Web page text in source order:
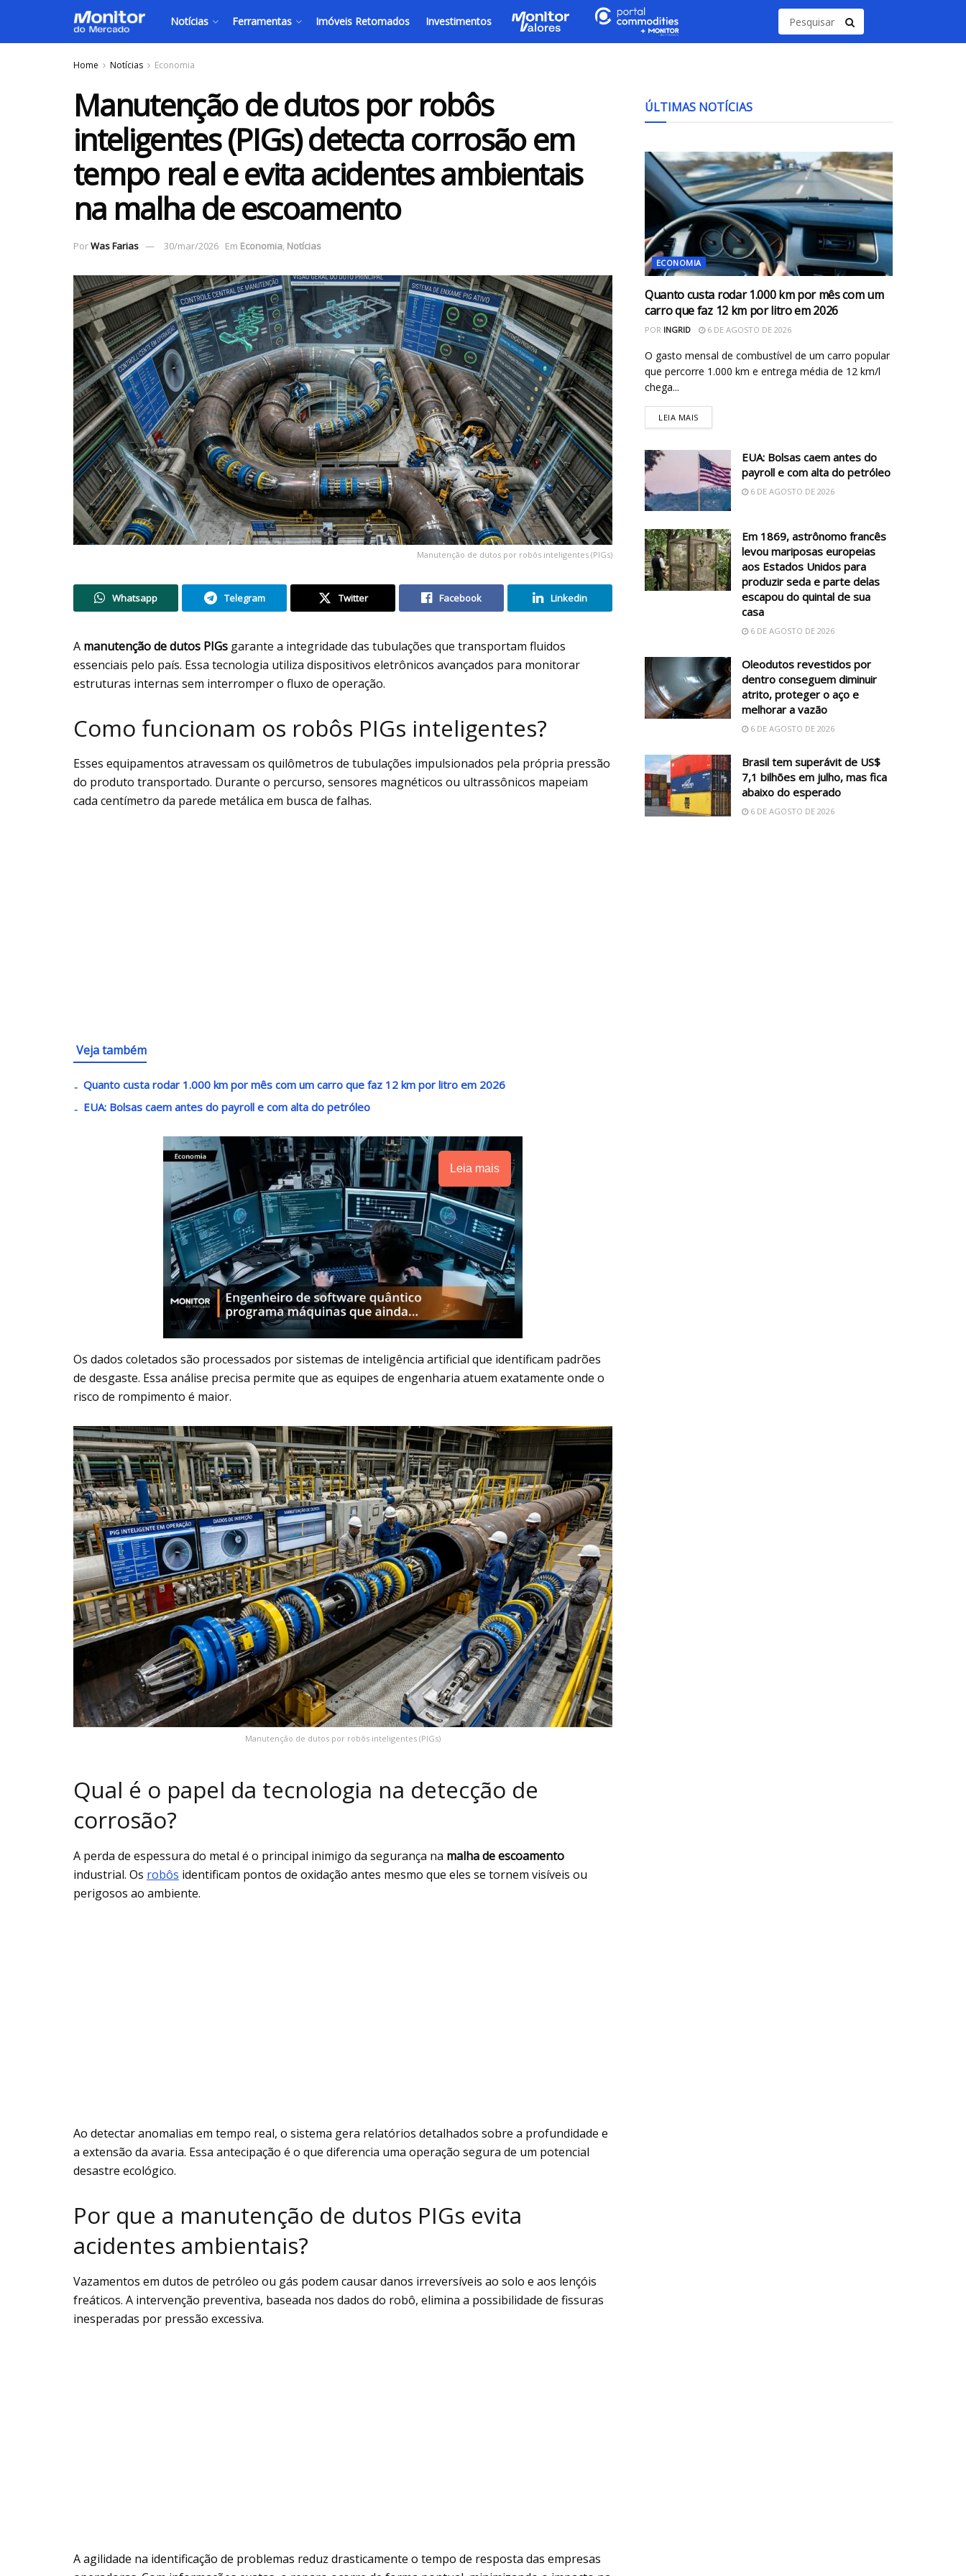
Notícias Ferramentas Imóveis Retomados Investimentos
Home Notícias Economia
Manutenção de dutos por robôs
inteligentes (PIGs) detecta corrosão em
tempo real e evita acidentes ambientais
na malha de escoamento
PorWas Farias 30/mar/2026 Em Economia, Notícias
Manutenção de dutos por robôs inteligentes (PIGs)
Whatsapp Telegram Twitter Facebook Linkedin
A manutenção de dutos PIGs garante a integridade das tubulações que transportam fluidos
essenciais pelo país. Essa tecnologia utiliza dispositivos eletrônicos avançados para monitorar
estruturas internas sem interromper o fluxo de operação.
Como funcionam os robôs PIGs inteligentes?
Esses equipamentos atravessam os quilômetros de tubulações impulsionados pela própria pressão
do produto transportado. Durante o percurso, sensores magnéticos ou ultrassônicos mapeiam
cada centímetro da parede metálica em busca de falhas.
Veja também
Quanto custa rodar 1.000 km por mês com um carro que faz 12 km por litro em 2026
EUA: Bolsas caem antes do payroll e com alta do petróleo
Leia mais
Os dados coletados são processados por sistemas de inteligência artificial que identificam padrões
de desgaste. Essa análise precisa permite que as equipes de engenharia atuem exatamente onde o
risco de rompimento é maior.
Manutenção de dutos por robôs inteligentes (PIGs)
Qual é o papel da tecnologia na detecção de
corrosão?
A perda de espessura do metal é o principal inimigo da segurança na malha de escoamento
industrial. Os robôs identificam pontos de oxidação antes mesmo que eles se tornem visíveis ou
perigosos ao ambiente.
Ao detectar anomalias em tempo real, o sistema gera relatórios detalhados sobre a profundidade e
a extensão da avaria. Essa antecipação é o que diferencia uma operação segura de um potencial
desastre ecológico.
Por que a manutenção de dutos PIGs evita
acidentes ambientais?
Vazamentos em dutos de petróleo ou gás podem causar danos irreversíveis ao solo e aos lençóis
freáticos. A intervenção preventiva, baseada nos dados do robô, elimina a possibilidade de fissuras
inesperadas por pressão excessiva.
A agilidade na identificação de problemas reduz drasticamente o tempo de resposta das empresas
ÚLTIMAS NOTÍCIAS
ECONOMIA
Quanto custa rodar 1.000 km por mês com um
carro que faz 12 km por litro em 2026
POR INGRID 6 DE AGOSTO DE 2026
O gasto mensal de combustível de um carro popular
que percorre 1.000 km e entrega média de 12 km/l
chega...
LEIA MAIS
EUA: Bolsas caem antes do
payroll e com alta do petróleo
6 DE AGOSTO DE 2026
Em 1869, astrônomo francês
levou mariposas europeias
aos Estados Unidos para
produzir seda e parte delas
escapou do quintal de sua
casa
6 DE AGOSTO DE 2026
Oleodutos revestidos por
dentro conseguem diminuir
atrito, proteger o aço e
melhorar a vazão
6 DE AGOSTO DE 2026
Brasil tem superávit de US$
7,1 bilhões em julho, mas fica
abaixo do esperado
6 DE AGOSTO DE 2026